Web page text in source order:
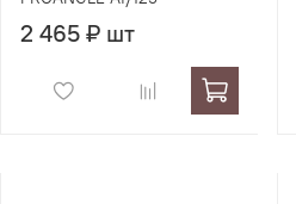
2 465 ₽ шт